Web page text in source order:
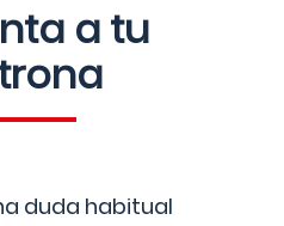
a tu
duda habitual